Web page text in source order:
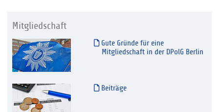
Mitgliedschaft
Gute Gründe für eine
Mitgliedschaft in der DPolG Berlin
Beiträge